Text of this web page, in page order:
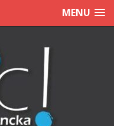
MENU